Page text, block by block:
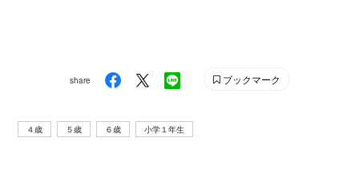
share ブックマーク
４歳 ５歳 ６歳 小学１年生